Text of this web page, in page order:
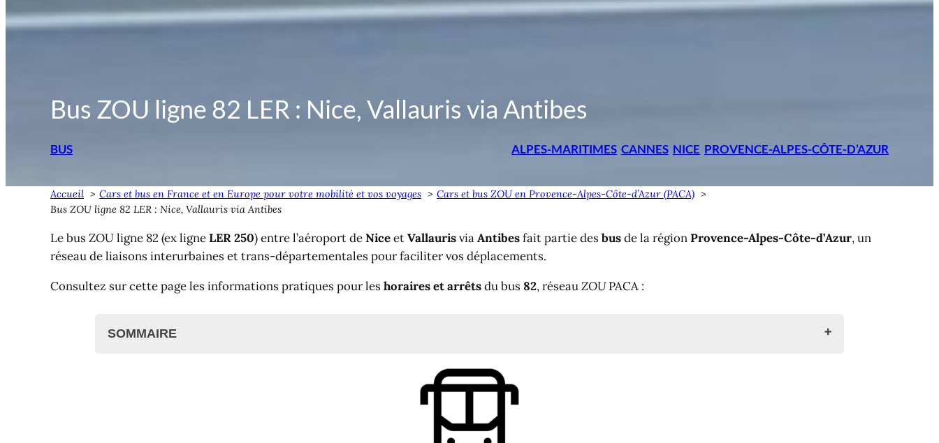
Bus ZOU ligne 82 LER : Nice, Vallauris via Antibes
BUS ALPES-MARITIMES CANNES NICE PROVENCE-ALPES-CÔTE-D’AZUR
Accueil Cars et bus en France et en Europe pour votre mobilité et vos voyages
Cars et bus ZOU en Provence-Alpes-Côte-d’Azur (PACA)
Bus ZOU ligne 82 LER : Nice, Vallauris via Antibes
Le bus ZOU ligne 82 (ex ligneLER 250) entre l’aéroport deNiceetVallaurisviaAntibesfait partie des busde la régionProvence-Alpes-Côte-d’Azur, un
réseau de liaisons interurbaines et trans-départementales pour faciliter vos déplacements.
Consultez sur cette page les informations pratiques pour les horaires et arrêtsdu bus 82, réseauZOUPACA :
SOMMAIRE